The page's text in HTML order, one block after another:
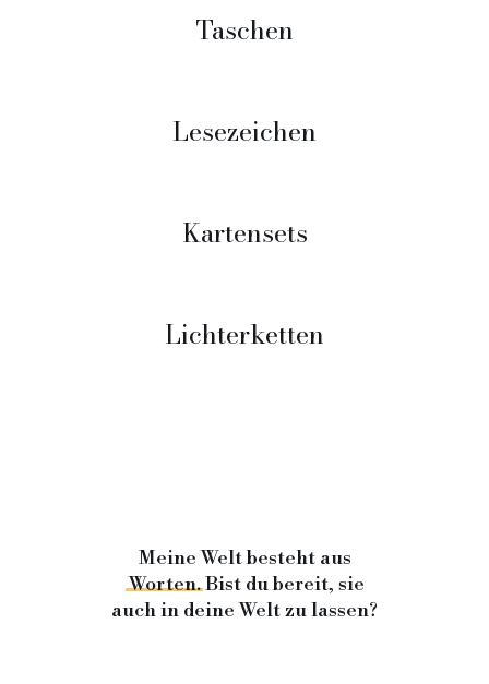
Taschen
Lesezeichen
Kartensets
Lichterketten
Meine Welt besteht aus
Worten.Bist du bereit, sie
auch in deine Welt zu lassen?